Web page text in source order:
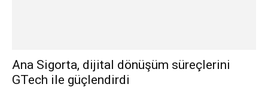
Ana Sigorta, dijital dönüşüm süreçlerini
GTech ile güçlendirdi